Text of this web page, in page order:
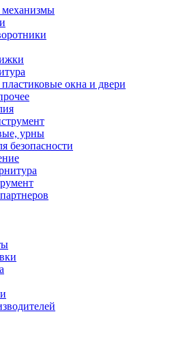
окна и двери
урны
безопасности